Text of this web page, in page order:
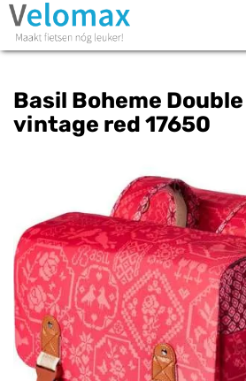
Basil Boheme
vintage red 17650